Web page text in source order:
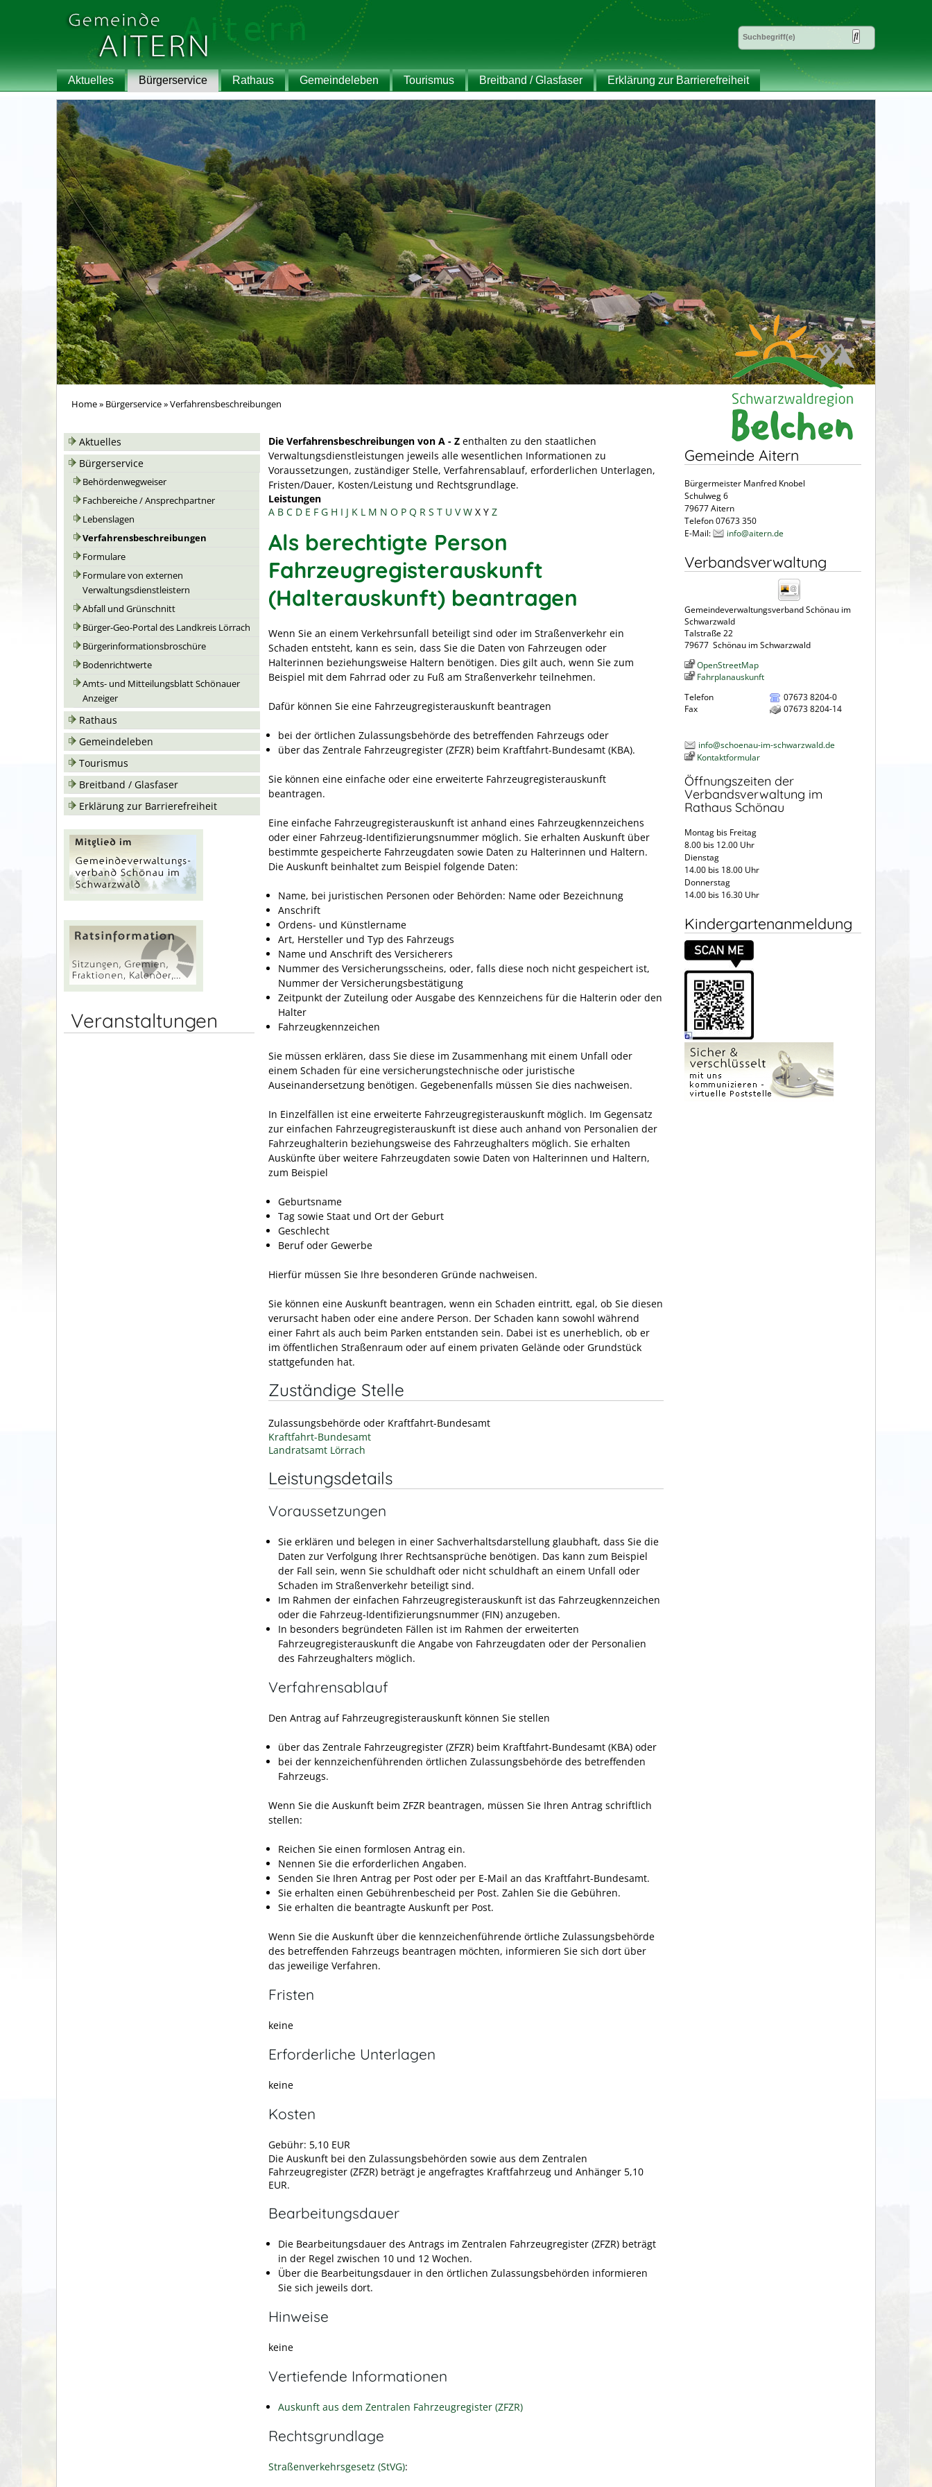
Aktuelles Bürgerservice Rathaus Gemeindeleben Tourismus Breitband / Glasfaser Erklärung zur Barrierefreiheit
Home» Bürgerservice»Verfahrensbeschreibungen
Aktuelles
Bürgerservice
Behördenwegweiser
Fachbereiche / Ansprechpartner
Lebenslagen
Verfahrensbeschreibungen
Formulare
Formulare von externen
Verwaltungsdienstleistern
Abfall und Grünschnitt
Bürger-Geo-Portal des Landkreis Lörrach
Bürgerinformationsbroschüre
Bodenrichtwerte
Amts- und Mitteilungsblatt Schönauer
Anzeiger
Rathaus
Gemeindeleben
Tourismus
Breitband / Glasfaser
Erklärung zur Barrierefreiheit
Veranstaltungen
Die Verfahrensbeschreibungen von A - Z enthalten zu den staatlichen
Verwaltungsdienstleistungen jeweils alle wesentlichen Informationen zu
Voraussetzungen, zuständiger Stelle, Verfahrensablauf, erforderlichen Unterlagen,
Fristen/Dauer, Kosten/Leistung und Rechtsgrundlage.
Leistungen
A B C D E F G H I J K L M N O P Q R S T U V W X Y Z
Als berechtigte Person
Fahrzeugregisterauskunft
(Halterauskunft) beantragen
Wenn Sie an einem Verkehrsunfall beteiligt sind oder im Straßenverkehr ein
Schaden entsteht, kann es sein, dass Sie die Daten von Fahrzeugen oder
Halterinnen beziehungsweise Haltern benötigen. Dies gilt auch, wenn Sie zum
Beispiel mit dem Fahrrad oder zu Fuß am Straßenverkehr teilnehmen.
Dafür können Sie eine Fahrzeugregisterauskunft beantragen
bei der örtlichen Zulassungsbehörde des betreffenden Fahrzeugs oder
über das Zentrale Fahrzeugregister (ZFZR) beim Kraftfahrt-Bundesamt (KBA).
Sie können eine einfache oder eine erweiterte Fahrzeugregisterauskunft
beantragen.
Eine einfache Fahrzeugregisterauskunft ist anhand eines Fahrzeugkennzeichens
oder einer Fahrzeug-Identifizierungsnummer möglich. Sie erhalten Auskunft über
bestimmte gespeicherte Fahrzeugdaten sowie Daten zu Halterinnen und Haltern.
Die Auskunft beinhaltet zum Beispiel folgende Daten:
Name, bei juristischen Personen oder Behörden: Name oder Bezeichnung
Anschrift
Ordens- und Künstlername
Art, Hersteller und Typ des Fahrzeugs
Name und Anschrift des Versicherers
Nummer des Versicherungsscheins, oder, falls diese noch nicht gespeichert ist,
Nummer der Versicherungsbestätigung
Zeitpunkt der Zuteilung oder Ausgabe des Kennzeichens für die Halterin oder den
Halter
Fahrzeugkennzeichen
Sie müssen erklären, dass Sie diese im Zusammenhang mit einem Unfall oder
einem Schaden für eine versicherungstechnische oder juristische
Auseinandersetzung benötigen. Gegebenenfalls müssen Sie dies nachweisen.
In Einzelfällen ist eine erweiterte Fahrzeugregisterauskunft möglich. Im Gegensatz
zur einfachen Fahrzeugregisterauskunft ist diese auch anhand von Personalien der
Fahrzeughalterin beziehungsweise des Fahrzeughalters möglich. Sie erhalten
Auskünfte über weitere Fahrzeugdaten sowie Daten von Halterinnen und Haltern,
zum Beispiel
Geburtsname
Tag sowie Staat und Ort der Geburt
Geschlecht
Beruf oder Gewerbe
Hierfür müssen Sie Ihre besonderen Gründe nachweisen.
Sie können eine Auskunft beantragen, wenn ein Schaden eintritt, egal, ob Sie diesen
verursacht haben oder eine andere Person. Der Schaden kann sowohl während
einer Fahrt als auch beim Parken entstanden sein. Dabei ist es unerheblich, ob er
im öffentlichen Straßenraum oder auf einem privaten Gelände oder Grundstück
stattgefunden hat.
Zuständige Stelle
Zulassungsbehörde oder Kraftfahrt-Bundesamt
Kraftfahrt-Bundesamt
Landratsamt Lörrach
Leistungsdetails
Voraussetzungen
Sie erklären und belegen in einer Sachverhaltsdarstellung glaubhaft, dass Sie die
Daten zur Verfolgung Ihrer Rechtsansprüche benötigen. Das kann zum Beispiel
der Fall sein, wenn Sie schuldhaft oder nicht schuldhaft an einem Unfall oder
Schaden im Straßenverkehr beteiligt sind.
Im Rahmen der einfachen Fahrzeugregisterauskunft ist das Fahrzeugkennzeichen
oder die Fahrzeug-Identifizierungsnummer (FIN) anzugeben.
In besonders begründeten Fällen ist im Rahmen der erweiterten
Fahrzeugregisterauskunft die Angabe von Fahrzeugdaten oder der Personalien
des Fahrzeughalters möglich.
Verfahrensablauf
Den Antrag auf Fahrzeugregisterauskunft können Sie stellen
über das Zentrale Fahrzeugregister (ZFZR) beim Kraftfahrt-Bundesamt (KBA) oder
bei der kennzeichenführenden örtlichen Zulassungsbehörde des betreffenden
Fahrzeugs.
Wenn Sie die Auskunft beim ZFZR beantragen, müssen Sie Ihren Antrag schriftlich
stellen:
Reichen Sie einen formlosen Antrag ein.
Nennen Sie die erforderlichen Angaben.
Senden Sie Ihren Antrag per Post oder per E-Mail an das Kraftfahrt-Bundesamt.
Sie erhalten einen Gebührenbescheid per Post. Zahlen Sie die Gebühren.
Sie erhalten die beantragte Auskunft per Post.
Wenn Sie die Auskunft über die kennzeichenführende örtliche Zulassungsbehörde
des betreffenden Fahrzeugs beantragen möchten, informieren Sie sich dort über
das jeweilige Verfahren.
Fristen
keine
Erforderliche Unterlagen
keine
Kosten
Gebühr: 5,10 EUR
Die Auskunft bei den Zulassungsbehörden sowie aus dem Zentralen
Fahrzeugregister (ZFZR) beträgt je angefragtes Kraftfahrzeug und Anhänger 5,10
EUR.
Bearbeitungsdauer
Die Bearbeitungsdauer des Antrags im Zentralen Fahrzeugregister (ZFZR) beträgt
in der Regel zwischen 10 und 12 Wochen.
Über die Bearbeitungsdauer in den örtlichen Zulassungsbehörden informieren
Sie sich jeweils dort.
Hinweise
keine
Vertiefende Informationen
Auskunft aus dem Zentralen Fahrzeugregister (ZFZR)
Rechtsgrundlage
Straßenverkehrsgesetz (StVG):
Gemeinde Aitern
Bürgermeister Manfred Knobel
Schulweg 6
79677 Aitern
Telefon 07673 350
E-Mail:
info@aitern.de
Verbandsverwaltung
Gemeindeverwaltungsverband Schönau im
Schwarzwald
Talstraße 22
79677 Schönau im Schwarzwald
OpenStreetMap
Fahrplanauskunft
Telefon
07673 8204-0
Fax
07673 8204-14
info@schoenau-im-schwarzwald.de
Kontaktformular
Öffnungszeiten der
Verbandsverwaltung im
Rathaus Schönau
Montag bis Freitag
8.00 bis 12.00 Uhr
Dienstag
14.00 bis 18.00 Uhr
Donnerstag
14.00 bis 16.30 Uhr
Kindergartenanmeldung